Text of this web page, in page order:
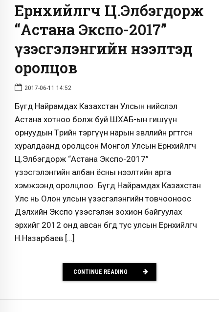
Ерөнхийлөгч Ц.Элбэгдорж
“Астана Экспо-2017”
үзэсгэлэнгийн нээлтэд
оролцов
2017-06-11 14:52
Бүгд Найрамдах Казахстан Улсын нийслэл
Астана хотноо болж буй ШХАБ-ын гишүүн
орнуудын Төрийн тэргүүн нарын зөвлөлийн өргөтгөсөн
хуралдаанд оролцсон Монгол Улсын Ерөнхийлөгч
Ц.Элбэгдорж “Астана Экспо-2017”
үзэсгэлэнгийн албан ёсны нээлтийн арга
хэмжээнд оролцлоо. Бүгд Найрамдах Казахстан
Улс нь Олон улсын үзэсгэлэнгийн товчооноос
Дэлхийн Экспо үзэсгэлэн зохион байгуулах
эрхийг 2012 онд авсан бөгөөд тус улсын Ерөнхийлөгч
Н.Назарбаев […]
CONTINUE READING